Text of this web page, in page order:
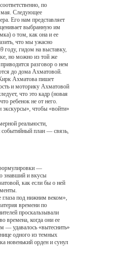
по
мая. Следующее
Его нам представляет
выбранную им
о том, как она и ее
что мы ужасно
году, гидом на выставку,
но можно из той же
разговор о нем
до дома Ахматовой.
Ахматова пишет
и моторику Ахматовой
что это кадр (новая
ребенок не от него.
экскурсы», чтобы «войти»
реальности,
событийный план — связь,
—
знавший и вкусы
как если бы о ней
под нижним веком»,
времени по
проскальзывали
времена, когда они ее
— удавалось «вытеснить»
одного из темных
новенький орден и сунул